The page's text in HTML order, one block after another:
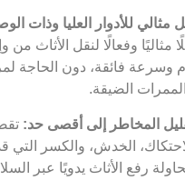
مثالي للأدوار العليا وذات
مثاليًا وفعالًا لنقل الأثاث من
وسرعة فائقة، دون الحاجة
الضيقة.
المخاطر إلى أقصى حد:
الخدش، والكسر
رفع الأثاث يدويًا عبر